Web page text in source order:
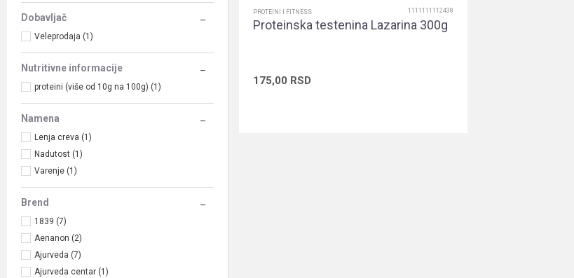
Dobavljač
Veleprodaja (1)
Nutritivne informacije
proteini (više od 10g na 100g) (1)
Namena
Lenja creva (1)
Nadutost (1)
Varenje (1)
Brend
1839 (7)
Aenanon (2)
Ajurveda (7)
Ajurveda centar (1)
PROTEINI I FITNESS 1111111112438
Proteinska testenina Lazarina 300g
175,00 RSD